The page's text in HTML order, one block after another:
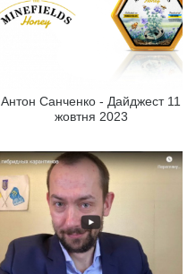
Антон Санченко - Дайджест 11
жовтня 2023